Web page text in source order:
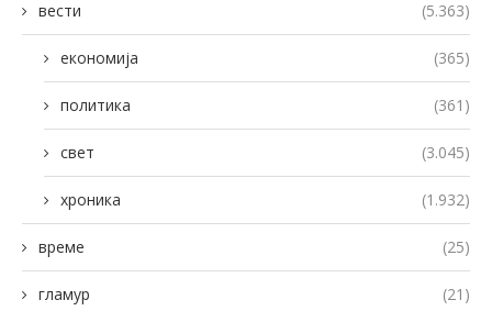
вести (5.363)
економија (365)
политика (361)
свет (3.045)
хроника (1.932)
време (25)
гламур (21)